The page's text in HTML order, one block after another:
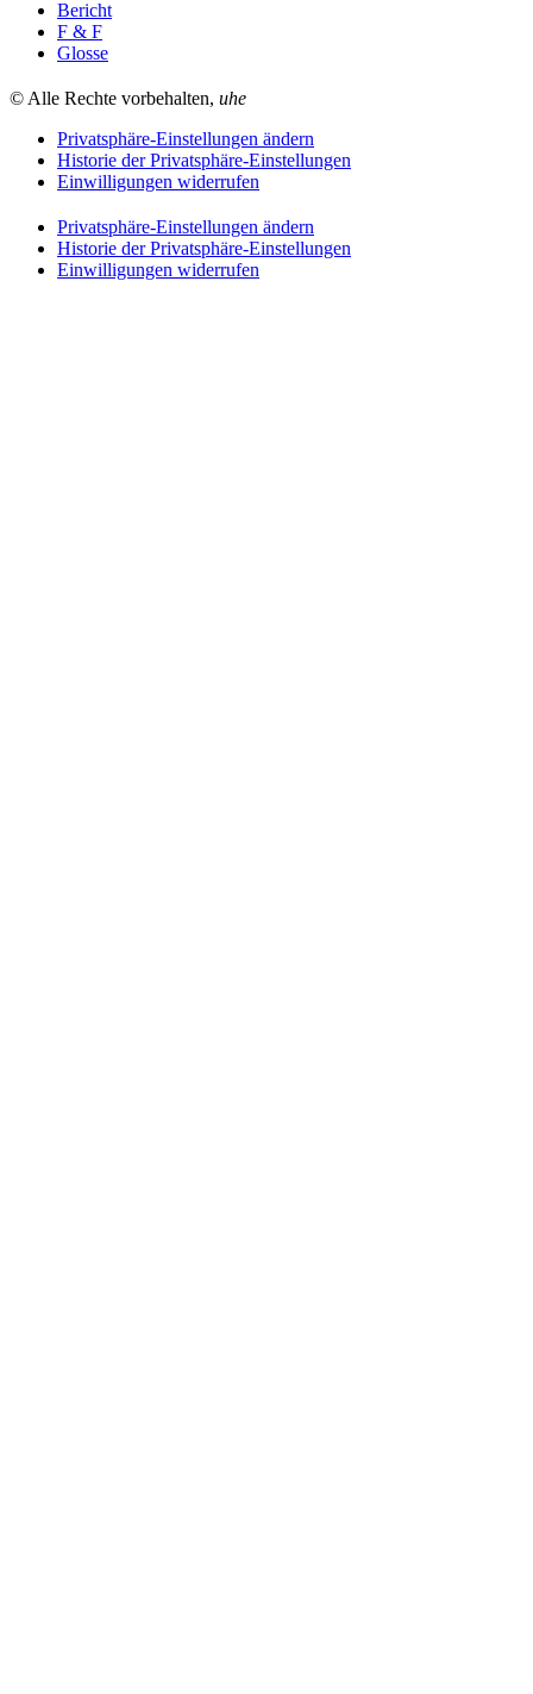
Bericht
F & F
Glosse
© Alle Rechte vorbehalten, uhe
Privatsphäre-Einstellungen ändern
Historie der Privatsphäre-Einstellungen
Einwilligungen widerrufen
Privatsphäre-Einstellungen ändern
Historie der Privatsphäre-Einstellungen
Einwilligungen widerrufen